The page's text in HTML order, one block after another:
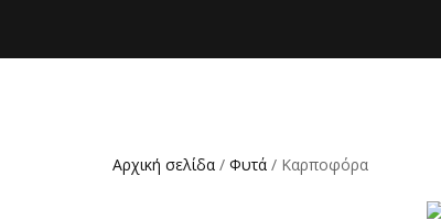
Αρχική σελίδα / Φυτά / Καρποφόρα